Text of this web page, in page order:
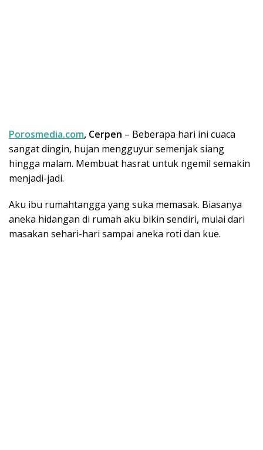
Porosmedia.com, Cerpen – Beberapa hari ini cuaca
sangat dingin, hujan mengguyur semenjak siang
hingga malam. Membuat hasrat untuk ngemil semakin
menjadi-jadi.
Aku ibu rumahtangga yang suka memasak. Biasanya
aneka hidangan di rumah aku bikin sendiri, mulai dari
masakan sehari-hari sampai aneka roti dan kue.